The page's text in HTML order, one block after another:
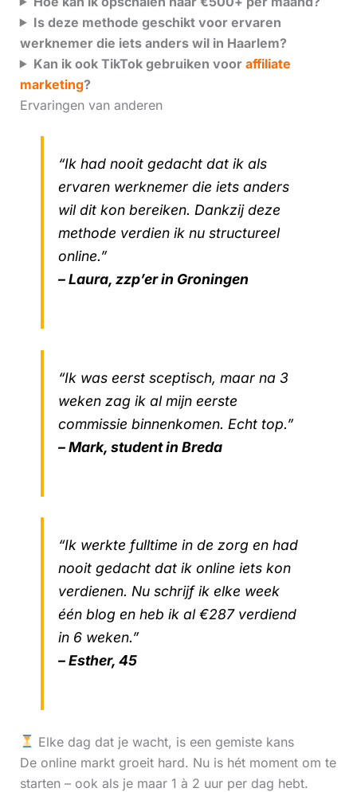
Is deze methode geschikt voor ervaren
werknemer die iets anders wil in Haarlem?
Kan ik ook TikTok gebruiken voor affiliate
marketing?
Ervaringen van anderen
“Ik had nooit gedacht dat ik als
ervaren werknemer die iets anders
wil dit kon bereiken. Dankzij deze
methode verdien ik nu structureel
online.”
– Laura, zzp’er in Groningen
“Ik was eerst sceptisch, maar na 3
weken zag ik al mijn eerste
commissie binnenkomen. Echt top.”
– Mark, student in Breda
“Ik werkte fulltime in de zorg en had
nooit gedacht dat ik online iets kon
verdienen. Nu schrijf ik elke week
één blog en heb ik al €287 verdiend
in 6 weken.”
– Esther, 45
Elke dag dat je wacht, is een gemiste kans
De online markt groeit hard. Nu is hét moment om te
starten – ook als je maar 1 à 2 uur per dag hebt.